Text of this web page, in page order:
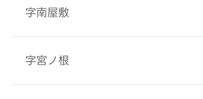
字南屋敷
字宮ノ根